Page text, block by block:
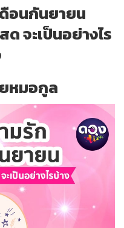
ดือนกันยายน
จะเป็นอย่างไร
หมอกูล